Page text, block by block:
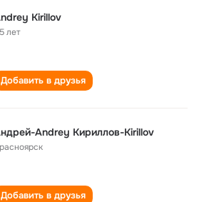
Kirillov
лет
Добавить в друзья
Andrey Кириллов-Kirillov
Добавить в друзья